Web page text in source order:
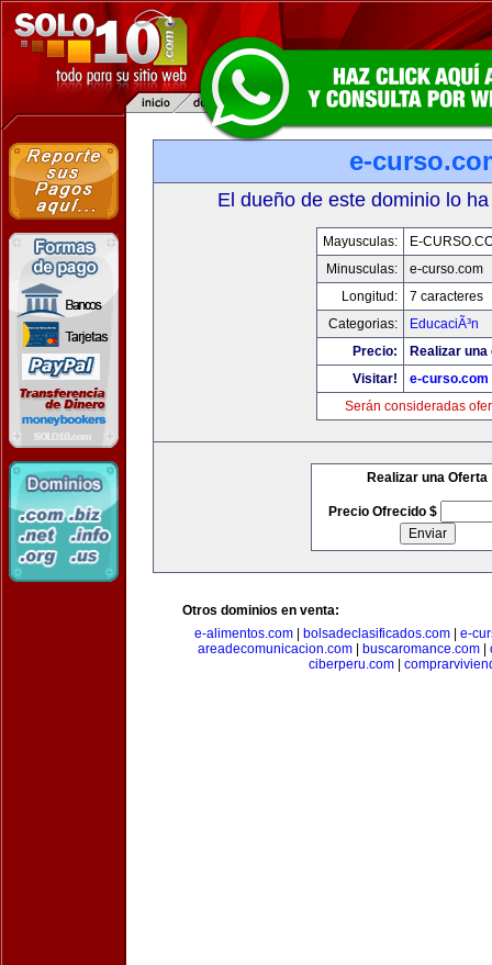
e-
El dueño de este dominio lo
Mayusculas:
E-
Minusculas:
e-curso.com
Longitud:
7 caracteres
Categorias:
EducaciÃ³n
Precio:
Realizar
Visitar!
e-curso.com
Serán consideradas
Realizar una Oferta
Precio Ofrecido $
Otros dominios en venta:
e-alimentos.com| bolsadeclasificados.com| e-
areadecomunicacion.com| buscaromance.com|
ciberperu.com